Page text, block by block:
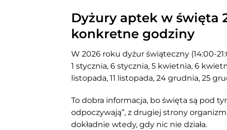
Dyżury aptek w święta
konkretne godziny
W 2026 roku dyżur świąteczny (14:00-
1 stycznia, 6 stycznia, 5 kwietnia, 6
listopada, 11 listopada, 24 grudnia, 25
To dobra informacja, bo święta są pod
odpoczywają”, z drugiej strony
dokładnie wtedy, gdy nic nie działa.